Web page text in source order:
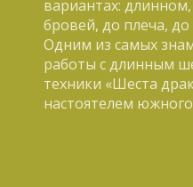
вариантах:
бровей, до плеча,
Одним из самых
работы с длинным
техники «Шеста
настоятелем